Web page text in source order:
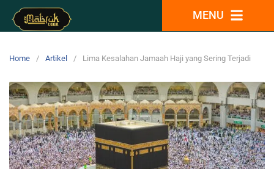
MENU
Home Artikel Lima Kesalahan Jamaah Haji yang Sering Terjadi